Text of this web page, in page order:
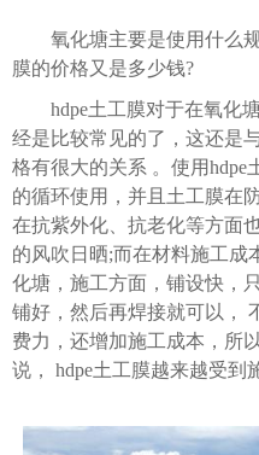
氧化塘主要是使用什么规
膜的价格又是多少钱?
hdpe土工膜对于在氧化塘
经是比较常见的了，这还是
格有很大的关系 。使用hdpe
的循环使用，并且土工膜在
在抗紫外化、抗老化等方面
的风吹日晒;而在材料施工成
化塘，施工方面，铺设快，
铺好，然后再焊接就可以，
费力，还增加施工成本，所
说， hdpe土工膜越来越受到